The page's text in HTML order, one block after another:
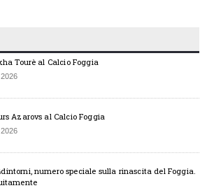
Tourè al Calcio Foggia
Azarovs al Calcio Foggia
numero speciale sulla rinascita del Foggia.